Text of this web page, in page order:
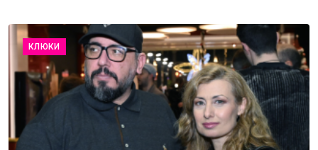
КЛЮКИ